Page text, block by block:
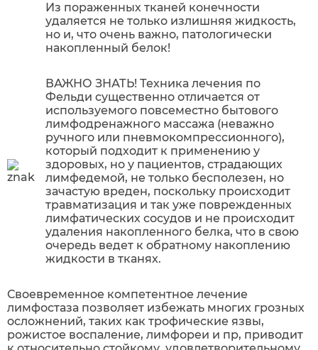
Из пораженных тканей конечности
удаляется не только излишняя жидкость,
но и, что очень важно, патологически
накопленный белок!
ВАЖНО ЗНАТЬ! Техника лечения по
Фельди существенно отличается от
используемого повсеместно бытового
лимфодренажного массажа (неважно
ручного или пневмокомпрессионного),
который подходит к применению у
здоровых, но у пациентов, страдающих
лимфедемой, не только бесполезен, но
зачастую вреден, поскольку происходит
травматизация и так уже поврежденных
лимфатических сосудов и не происходит
удаления накопленного белка, что в свою
очередь ведет к обратному накоплению
жидкости в тканях.
Своевременное компетентное лечение
лимфостаза позволяет избежать многих грозных
осложнений, таких как трофические язвы,
рожистое воспаление, лимфореи и пр, приводит